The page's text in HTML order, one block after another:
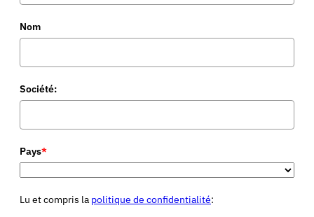
Nom
Société:
Pays*
Lu et compris la politique de confidentialité: